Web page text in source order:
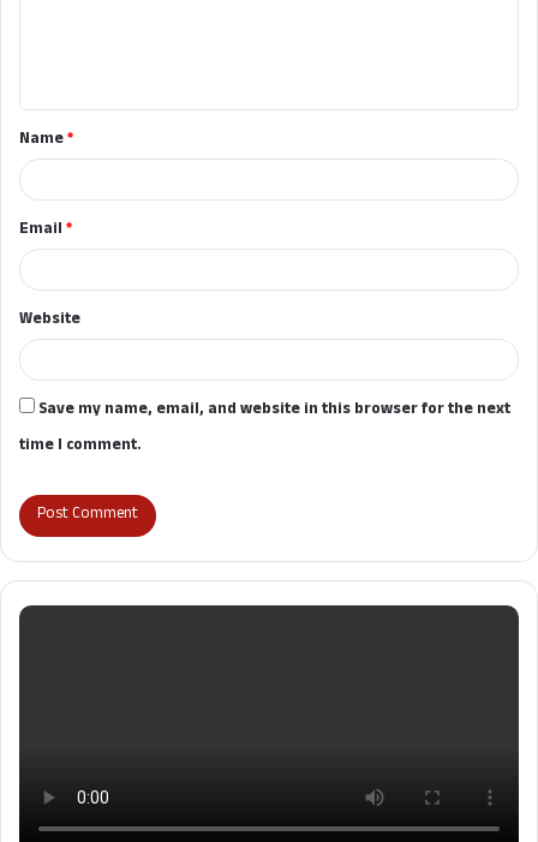
t
*Name*
Email*
Website
Save my name, email, and website in this browser for the next
time I comment.